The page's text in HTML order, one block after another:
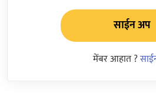
साईन अप
मेंबर आहात ?